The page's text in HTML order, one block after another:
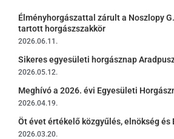
Élményhorgászattal zárult a Noszlopy
tartott horgászszakkör
2026.06.11.
Sikeres egyesületi horgásznap
2026.05.12.
Meghívó a 2026. évi Egyesületi
2026.04.19.
Öt évet értékelő közgyűlés, elnökség és
2026.03.20.